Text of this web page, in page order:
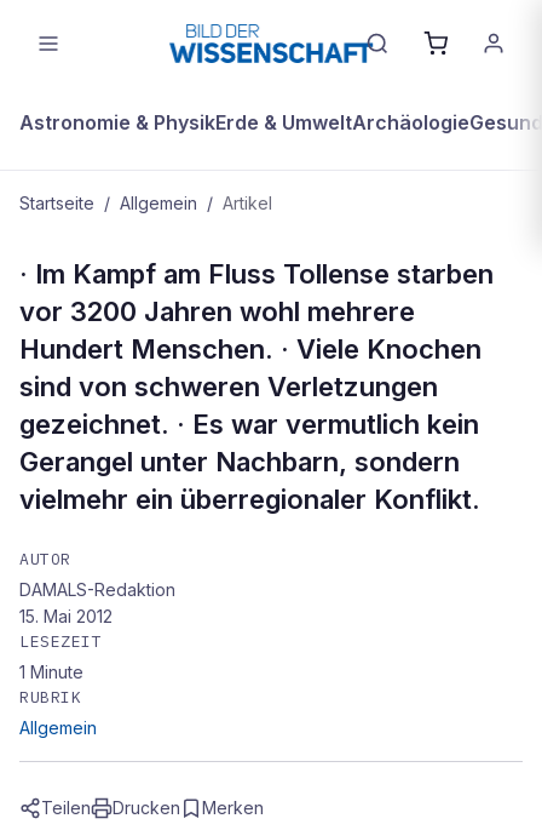
Astronomie & PhysikErde & UmweltArchäologie
Startseite / Allgemein / Artikel
Kompakt
· Im Kampf am Fluss Tollense starben
vor 3200 Jahren wohl mehrere
Hundert Menschen. · Viele Knochen
sind von schweren Verletzungen
gezeichnet. · Es war vermutlich kein
Gerangel unter Nachbarn, sondern
vielmehr ein überregionaler Konflikt.
AUTOR
DAMALS-Redaktion
15. Mai 2012
LESEZEIT
1 Minute
RUBRIK
Allgemein
Teilen Drucken Merken